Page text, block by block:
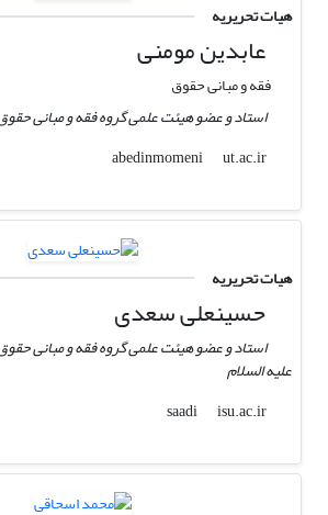
هیات تحریریه
عابدین مومنی
فقه و مبانی حقوق
استاد و عضو هیئت علمی گروه فقه و مبانی
abedinmomeni
ut.ac.ir
هیات تحریریه
حسینعلی سعدی
استاد و عضو هیئت علمی گروه فقه و مبانی
علیه السلام
saadi
isu.ac.ir